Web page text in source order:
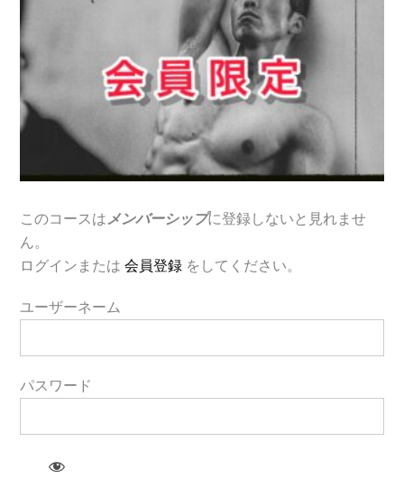
このコースは メンバーシップに登録しないと見れませ
ん。
ログインまたは会員登録 をしてください。
ユーザーネーム
パスワード